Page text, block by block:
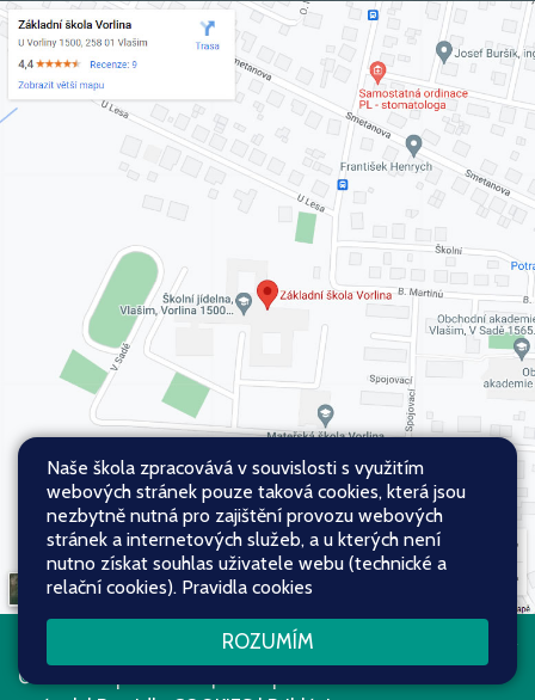
Všechna práva vyhrazena. Copyright
© 2026
Naše škola zpracovává v souvislosti s využitím
webových stránek pouze taková cookies, která jsou
nezbytně nutná pro zajištění provozu webových
stránek a internetových služeb, a u kterých není
nutno získat souhlas uživatele webu (technické a
relační cookies). Pravidla cookies
ROZUMÍM